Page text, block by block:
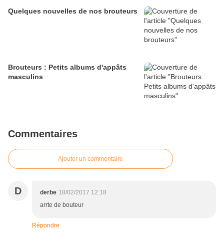
Quelques nouvelles de nos brouteurs
Brouteurs : Petits albums d'appâts
masculins
Commentaires
Ajouter un commentaire
D derbe 18/02/2017 12:18
arrte de bouteur
Répondre